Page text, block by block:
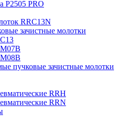
P2505 PRO
RRC13N
зачистные молотки
пучковые зачистные молотки
RRH
RRN